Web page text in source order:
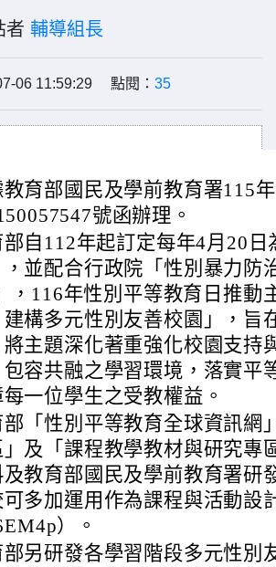
者 輔導組長
06 11:59:29 點閱： 35
育部國民及學前教育署115
號函辦理。
自112年起訂定每年4月20
，並配合行政院「性別暴力防
，116年性別平等教育日推動
構多元性別友善校園」，旨
主題深化著重強化校園支持
包容共融之學習環境，落實平
一位學生之受教權益。
「性別平等教育全球資訊網
」及「課程教學教材與研究專
及教育部國民及學前教育署研
可多加運用作為課程與活動設
）。
另研發各學習階段多元性別